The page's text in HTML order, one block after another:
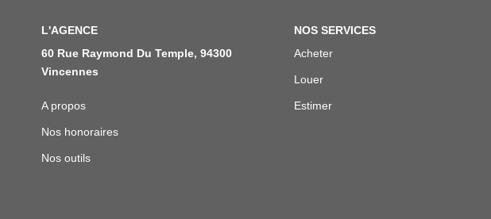
L'AGENCE
60 Rue Raymond Du Temple, 94300
Vincennes
A propos
Nos honoraires
Nos outils
NOS SERVICES
Acheter
Louer
Estimer